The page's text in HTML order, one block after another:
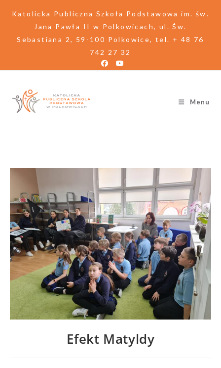
Katolicka Publiczna Szkoła Podstawowa im. św.
Jana Pawła II w Polkowicach, ul. Św.
Sebastiana 2, 59-100 Polkowice, tel. + 48 76
742 27 32
Menu
Efekt Matyldy